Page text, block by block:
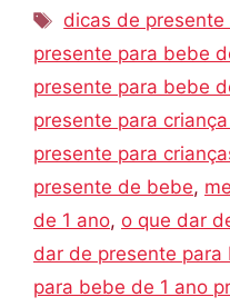
Tags
dicas de presente
presente para bebe
presente para bebe
presente para
presente para
presente de bebe,
de 1 ano, o que dar
dar de presente para
para bebe de 1 ano